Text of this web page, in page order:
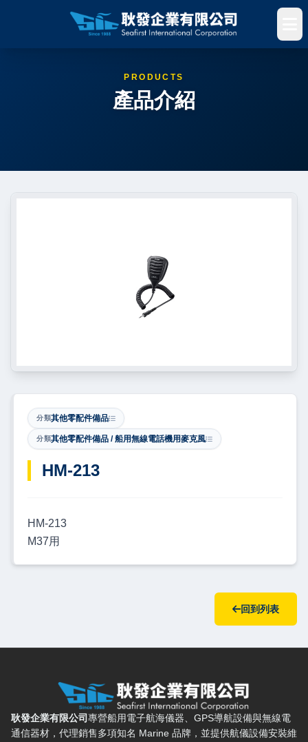
PRODUCTS
產品介紹
分類其他零配件備品
分類其他零配件備品 / 船用無線電話機用麥克風
​HM-213
HM-213
M37用
回到列表
耿發企業有限公司 — 網站概要、主導覽與聯絡方式
耿發企業有限公司專營船用電子航海儀器、GPS導航設備與無線電
通信器材，代理銷售多項知名 Marine 品牌，並提供航儀設備安裝維